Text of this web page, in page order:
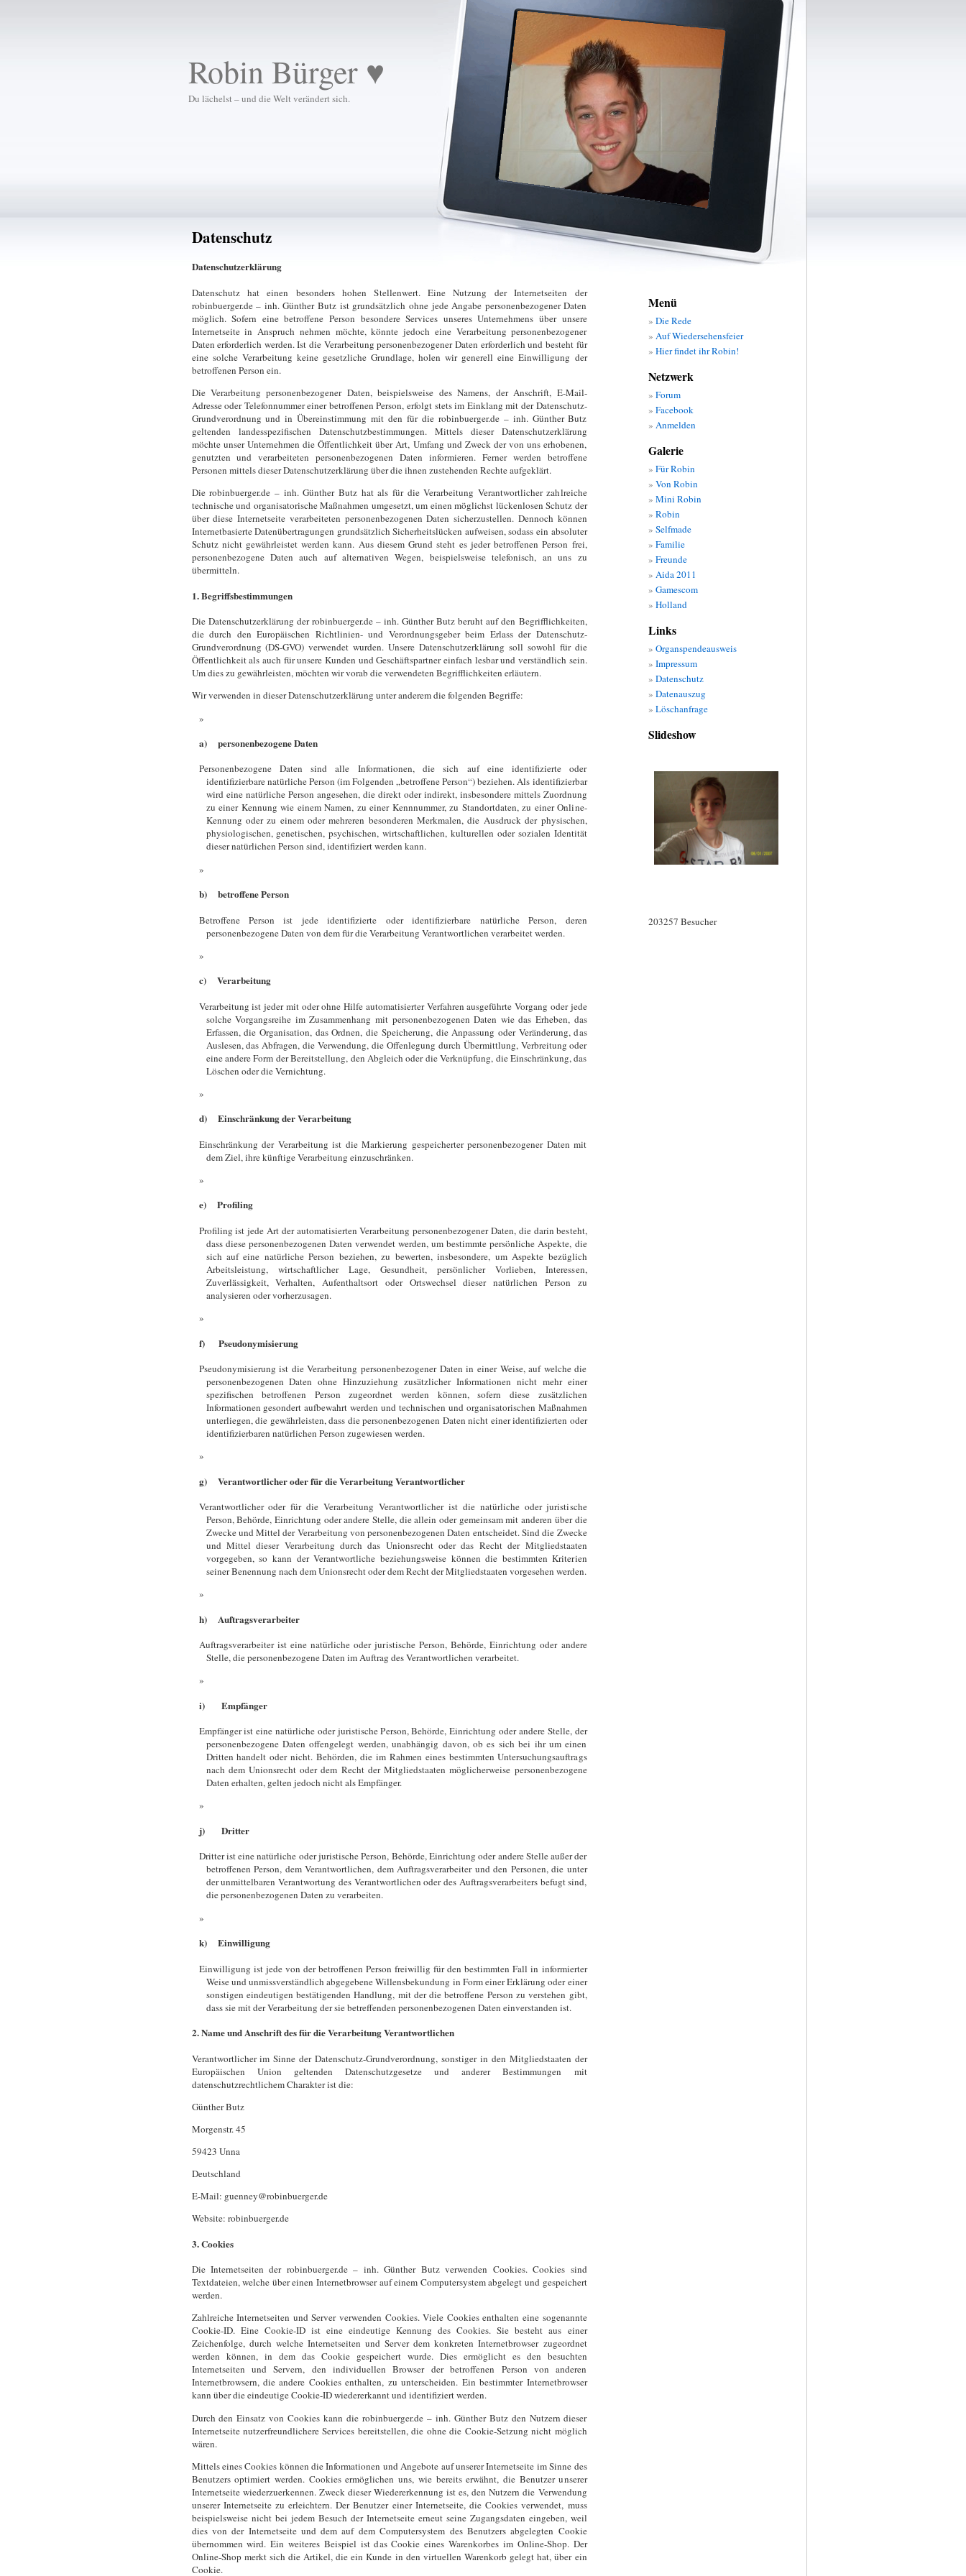
Robin Bürger ♥
Du lächelst – und die Welt verändert sich.
Datenschutz
Datenschutzerklärung
Datenschutz hat einen besonders hohen Stellenwert. Eine Nutzung der Internetseiten der
robinbuerger.de – inh. Günther Butz ist grundsätzlich ohne jede Angabe personenbezogener Daten
möglich. Sofern eine betroffene Person besondere Services unseres Unternehmens über unsere
Internetseite in Anspruch nehmen möchte, könnte jedoch eine Verarbeitung personenbezogener
Daten erforderlich werden. Ist die Verarbeitung personenbezogener Daten erforderlich und besteht für
eine solche Verarbeitung keine gesetzliche Grundlage, holen wir generell eine Einwilligung der
betroffenen Person ein.
Die Verarbeitung personenbezogener Daten, beispielsweise des Namens, der Anschrift, E-Mail-
Adresse oder Telefonnummer einer betroffenen Person, erfolgt stets im Einklang mit der Datenschutz-
Grundverordnung und in Übereinstimmung mit den für die robinbuerger.de – inh. Günther Butz
geltenden landesspezifischen Datenschutzbestimmungen. Mittels dieser Datenschutzerklärung
möchte unser Unternehmen die Öffentlichkeit über Art, Umfang und Zweck der von uns erhobenen,
genutzten und verarbeiteten personenbezogenen Daten informieren. Ferner werden betroffene
Personen mittels dieser Datenschutzerklärung über die ihnen zustehenden Rechte aufgeklärt.
Die robinbuerger.de – inh. Günther Butz hat als für die Verarbeitung Verantwortlicher zahlreiche
technische und organisatorische Maßnahmen umgesetzt, um einen möglichst lückenlosen Schutz der
über diese Internetseite verarbeiteten personenbezogenen Daten sicherzustellen. Dennoch können
Internetbasierte Datenübertragungen grundsätzlich Sicherheitslücken aufweisen, sodass ein absoluter
Schutz nicht gewährleistet werden kann. Aus diesem Grund steht es jeder betroffenen Person frei,
personenbezogene Daten auch auf alternativen Wegen, beispielsweise telefonisch, an uns zu
übermitteln.
1. Begriffsbestimmungen
Die Datenschutzerklärung der robinbuerger.de – inh. Günther Butz beruht auf den Begrifflichkeiten,
die durch den Europäischen Richtlinien- und Verordnungsgeber beim Erlass der Datenschutz-
Grundverordnung (DS-GVO) verwendet wurden. Unsere Datenschutzerklärung soll sowohl für die
Öffentlichkeit als auch für unsere Kunden und Geschäftspartner einfach lesbar und verständlich sein.
Um dies zu gewährleisten, möchten wir vorab die verwendeten Begrifflichkeiten erläutern.
Wir verwenden in dieser Datenschutzerklärung unter anderem die folgenden Begriffe:
a) personenbezogene Daten
Personenbezogene Daten sind alle Informationen, die sich auf eine identifizierte oder
identifizierbare natürliche Person (im Folgenden „betroffene Person“) beziehen. Als identifizierbar
wird eine natürliche Person angesehen, die direkt oder indirekt, insbesondere mittels Zuordnung
zu einer Kennung wie einem Namen, zu einer Kennnummer, zu Standortdaten, zu einer Online-
Kennung oder zu einem oder mehreren besonderen Merkmalen, die Ausdruck der physischen,
physiologischen, genetischen, psychischen, wirtschaftlichen, kulturellen oder sozialen Identität
dieser natürlichen Person sind, identifiziert werden kann.
b) betroffene Person
Betroffene Person ist jede identifizierte oder identifizierbare natürliche Person, deren
personenbezogene Daten von dem für die Verarbeitung Verantwortlichen verarbeitet werden.
c) Verarbeitung
Verarbeitung ist jeder mit oder ohne Hilfe automatisierter Verfahren ausgeführte Vorgang oder jede
solche Vorgangsreihe im Zusammenhang mit personenbezogenen Daten wie das Erheben, das
Erfassen, die Organisation, das Ordnen, die Speicherung, die Anpassung oder Veränderung, das
Auslesen, das Abfragen, die Verwendung, die Offenlegung durch Übermittlung, Verbreitung oder
eine andere Form der Bereitstellung, den Abgleich oder die Verknüpfung, die Einschränkung, das
Löschen oder die Vernichtung.
d) Einschränkung der Verarbeitung
Einschränkung der Verarbeitung ist die Markierung gespeicherter personenbezogener Daten mit
dem Ziel, ihre künftige Verarbeitung einzuschränken.
e) Profiling
Profiling ist jede Art der automatisierten Verarbeitung personenbezogener Daten, die darin besteht,
dass diese personenbezogenen Daten verwendet werden, um bestimmte persönliche Aspekte, die
sich auf eine natürliche Person beziehen, zu bewerten, insbesondere, um Aspekte bezüglich
Arbeitsleistung, wirtschaftlicher Lage, Gesundheit, persönlicher Vorlieben, Interessen,
Zuverlässigkeit, Verhalten, Aufenthaltsort oder Ortswechsel dieser natürlichen Person zu
analysieren oder vorherzusagen.
f) Pseudonymisierung
Pseudonymisierung ist die Verarbeitung personenbezogener Daten in einer Weise, auf welche die
personenbezogenen Daten ohne Hinzuziehung zusätzlicher Informationen nicht mehr einer
spezifischen betroffenen Person zugeordnet werden können, sofern diese zusätzlichen
Informationen gesondert aufbewahrt werden und technischen und organisatorischen Maßnahmen
unterliegen, die gewährleisten, dass die personenbezogenen Daten nicht einer identifizierten oder
identifizierbaren natürlichen Person zugewiesen werden.
g) Verantwortlicher oder für die Verarbeitung Verantwortlicher
Verantwortlicher oder für die Verarbeitung Verantwortlicher ist die natürliche oder juristische
Person, Behörde, Einrichtung oder andere Stelle, die allein oder gemeinsam mit anderen über die
Zwecke und Mittel der Verarbeitung von personenbezogenen Daten entscheidet. Sind die Zwecke
und Mittel dieser Verarbeitung durch das Unionsrecht oder das Recht der Mitgliedstaaten
vorgegeben, so kann der Verantwortliche beziehungsweise können die bestimmten Kriterien
seiner Benennung nach dem Unionsrecht oder dem Recht der Mitgliedstaaten vorgesehen werden.
h) Auftragsverarbeiter
Auftragsverarbeiter ist eine natürliche oder juristische Person, Behörde, Einrichtung oder andere
Stelle, die personenbezogene Daten im Auftrag des Verantwortlichen verarbeitet.
i) Empfänger
Empfänger ist eine natürliche oder juristische Person, Behörde, Einrichtung oder andere Stelle, der
personenbezogene Daten offengelegt werden, unabhängig davon, ob es sich bei ihr um einen
Dritten handelt oder nicht. Behörden, die im Rahmen eines bestimmten Untersuchungsauftrags
nach dem Unionsrecht oder dem Recht der Mitgliedstaaten möglicherweise personenbezogene
Daten erhalten, gelten jedoch nicht als Empfänger.
j) Dritter
Dritter ist eine natürliche oder juristische Person, Behörde, Einrichtung oder andere Stelle außer der
betroffenen Person, dem Verantwortlichen, dem Auftragsverarbeiter und den Personen, die unter
der unmittelbaren Verantwortung des Verantwortlichen oder des Auftragsverarbeiters befugt sind,
die personenbezogenen Daten zu verarbeiten.
k) Einwilligung
Einwilligung ist jede von der betroffenen Person freiwillig für den bestimmten Fall in informierter
Weise und unmissverständlich abgegebene Willensbekundung in Form einer Erklärung oder einer
sonstigen eindeutigen bestätigenden Handlung, mit der die betroffene Person zu verstehen gibt,
dass sie mit der Verarbeitung der sie betreffenden personenbezogenen Daten einverstanden ist.
2. Name und Anschrift des für die Verarbeitung Verantwortlichen
Verantwortlicher im Sinne der Datenschutz-Grundverordnung, sonstiger in den Mitgliedstaaten der
Europäischen Union geltenden Datenschutzgesetze und anderer Bestimmungen mit
datenschutzrechtlichem Charakter ist die:
Günther Butz
Morgenstr. 45
59423 Unna
Deutschland
E-Mail: guenney@robinbuerger.de
Website: robinbuerger.de
3. Cookies
Die Internetseiten der robinbuerger.de – inh. Günther Butz verwenden Cookies. Cookies sind
Textdateien, welche über einen Internetbrowser auf einem Computersystem abgelegt und gespeichert
werden.
Zahlreiche Internetseiten und Server verwenden Cookies. Viele Cookies enthalten eine sogenannte
Cookie-ID. Eine Cookie-ID ist eine eindeutige Kennung des Cookies. Sie besteht aus einer
Zeichenfolge, durch welche Internetseiten und Server dem konkreten Internetbrowser zugeordnet
werden können, in dem das Cookie gespeichert wurde. Dies ermöglicht es den besuchten
Internetseiten und Servern, den individuellen Browser der betroffenen Person von anderen
Internetbrowsern, die andere Cookies enthalten, zu unterscheiden. Ein bestimmter Internetbrowser
kann über die eindeutige Cookie-ID wiedererkannt und identifiziert werden.
Durch den Einsatz von Cookies kann die robinbuerger.de – inh. Günther Butz den Nutzern dieser
Internetseite nutzerfreundlichere Services bereitstellen, die ohne die Cookie-Setzung nicht möglich
wären.
Mittels eines Cookies können die Informationen und Angebote auf unserer Internetseite im Sinne des
Benutzers optimiert werden. Cookies ermöglichen uns, wie bereits erwähnt, die Benutzer unserer
Internetseite wiederzuerkennen. Zweck dieser Wiedererkennung ist es, den Nutzern die Verwendung
unserer Internetseite zu erleichtern. Der Benutzer einer Internetseite, die Cookies verwendet, muss
beispielsweise nicht bei jedem Besuch der Internetseite erneut seine Zugangsdaten eingeben, weil
dies von der Internetseite und dem auf dem Computersystem des Benutzers abgelegten Cookie
übernommen wird. Ein weiteres Beispiel ist das Cookie eines Warenkorbes im Online-Shop. Der
Online-Shop merkt sich die Artikel, die ein Kunde in den virtuellen Warenkorb gelegt hat, über ein
Cookie.
Menü
Die Rede
Auf Wiedersehensfeier
Hier findet ihr Robin!
Netzwerk
Forum
Facebook
Anmelden
Galerie
Für Robin
Von Robin
Mini Robin
Robin
Selfmade
Familie
Freunde
Aida 2011
Gamescom
Holland
Links
Organspendeausweis
Impressum
Datenschutz
Datenauszug
Löschanfrage
Slideshow
203257 Besucher